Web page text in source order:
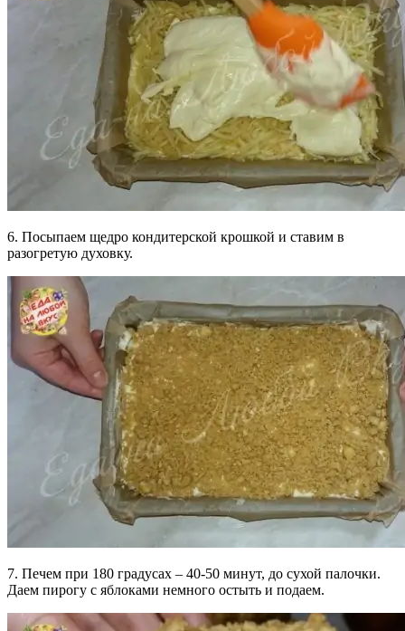
6. Посыпаем щедро кондитерской крошкой и ставим в
разогретую духовку.
7. Печем при 180 градусах – 40-50 минут, до сухой палочки.
Даем пирогу с яблоками немного остыть и подаем.